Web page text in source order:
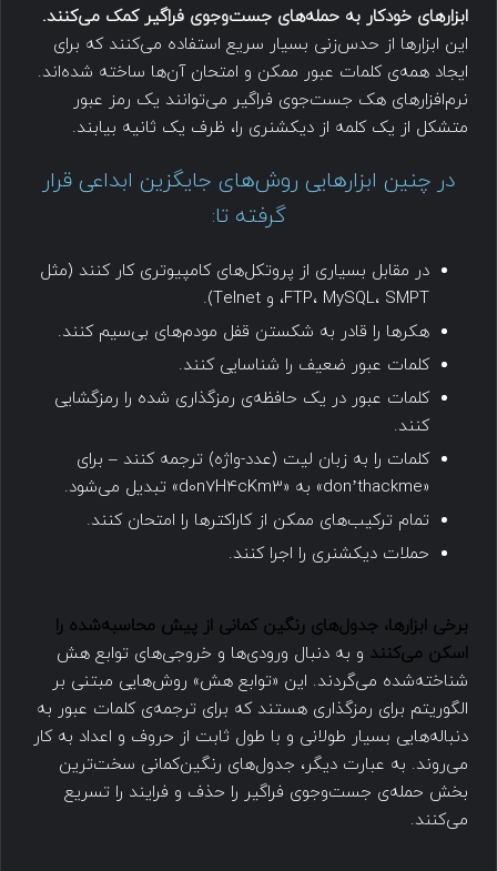
ابزارهای خودکار به حمله‌های جست‌وجوی فراگیر کمک می‌کنند.
این ابزارها از حدس‌زنی بسیار سریع استفاده می‌کنند که برای
ایجاد همه‌ی کلمات عبور ممکن و امتحان آن‌ها ساخته شده‌اند.
نرم‌افزارهای هک جست‌جوی فراگیر می‌توانند یک رمز عبور
متشکل از یک کلمه از دیکشنری را، ظرف یک ثانیه بیابند.
در چنین ابزارهایی روش‌های جایگزین ابداعی قرار
گرفته تا:
در مقابل بسیاری از پروتکل‌های کامپیوتری کار کنند (مثل
FTP، MySQL، SMPT، و Telnet).
هکرها را قادر به شکستن قفل مودم‌های بی‌سیم کنند.
کلمات عبور ضعیف را شناسایی کنند.
کلمات عبور در یک حافظه‌ی رمزگذاری شده را رمزگشایی
کنند.
کلمات را به زبان لیت (عدد-واژه) ترجمه کنند – برای
«don’thackme» به «d0n7H4cKm3» تبدیل می‌شود.
تمام ترکیب‌های ممکن از کاراکترها را امتحان کنند.
حملات دیکشنری را اجرا کنند.
برخی ابزارها، جدول‌های رنگین کمانی از پیش محاسبه‌شده را
اسکن می‌کنند و به دنبال ورودی‌ها و خروجی‌های توابع هش
شناخته‌شده می‌گردند. این «توابع هش» روش‌هایی مبتنی بر
الگوریتم برای رمزگذاری هستند که برای ترجمه‌ی کلمات عبور به
دنباله‌هایی بسیار طولانی و با طول ثابت از حروف و اعداد به کار
می‌روند. به عبارت دیگر، جدول‌های رنگین‌کمانی سخت‌ترین
بخش حمله‌ی جست‌وجوی فراگیر را حذف و فرایند را تسریع
می‌کنند.